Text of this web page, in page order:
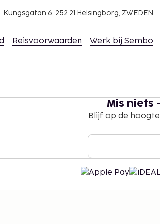
Kungsgatan 6, 252 21 Helsingborg, ZWEDEN
Reisvoorwaarden Werk bij Sembo
Mis niets
Blijf op de